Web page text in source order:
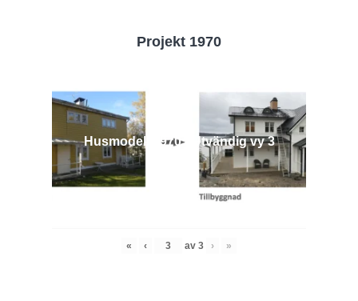
Projekt 1970
Husmodell 1970 - Utvändig vy 3
« ‹ av 3 › »